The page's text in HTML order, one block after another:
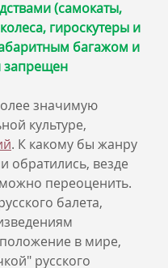
(самокаты,
гироскутеры и
багажом и
запрещен
значимую
культуре,
. К какому бы жанру
обратились, везде
переоценить.
балета,
в мире,
русского